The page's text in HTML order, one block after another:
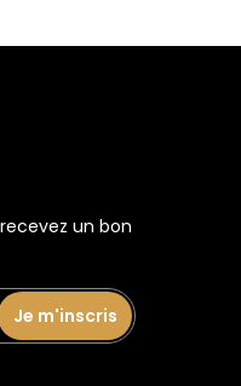
un bon
Je m'inscris